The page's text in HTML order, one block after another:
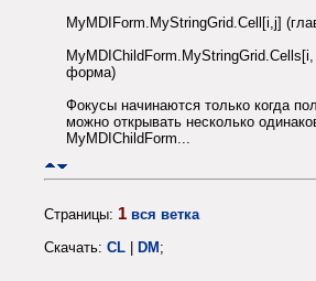
MyMDIForm.MyStringGrid.Cell[i,j]
форма)
Фокусы начинаются только когда
можно открывать несколько
MyMDIChildForm...
Страницы: 1 вся ветка
Скачать: CL DM ;